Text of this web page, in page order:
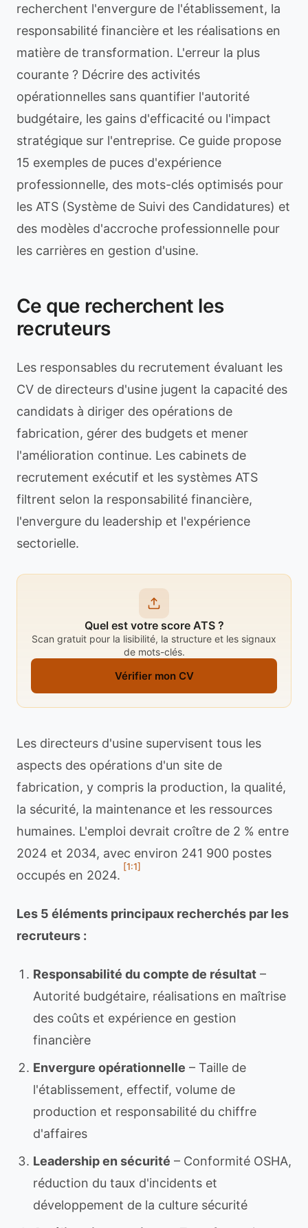
recherchent l'envergure de l'établissement, la
responsabilité financière et les réalisations en
matière de transformation. L'erreur la plus
courante ? Décrire des activités
opérationnelles sans quantifier l'autorité
budgétaire, les gains d'efficacité ou l'impact
stratégique sur l'entreprise. Ce guide propose
15 exemples de puces d'expérience
professionnelle, des mots-clés optimisés pour
les ATS (Système de Suivi des Candidatures) et
des modèles d'accroche professionnelle pour
les carrières en gestion d'usine.
Ce que recherchent les
recruteurs
Les responsables du recrutement évaluant les
CV de directeurs d'usine jugent la capacité des
candidats à diriger des opérations de
fabrication, gérer des budgets et mener
l'amélioration continue. Les cabinets de
recrutement exécutif et les systèmes ATS
filtrent selon la responsabilité financière,
l'envergure du leadership et l'expérience
sectorielle.
Quel est votre score ATS ?
Scan gratuit pour la lisibilité, la structure et les signaux
de mots-clés.
Vérifier mon CV
Les directeurs d'usine supervisent tous les
aspects des opérations d'un site de
fabrication, y compris la production, la qualité,
la sécurité, la maintenance et les ressources
humaines. L'emploi devrait croître de 2 % entre
2024 et 2034, avec environ 241 900 postes
occupés en 2024.
[1:1]
Les 5 éléments principaux recherchés par les
recruteurs :
Responsabilité du compte de résultat –
Autorité budgétaire, réalisations en maîtrise
des coûts et expérience en gestion
financière
Envergure opérationnelle – Taille de
l'établissement, effectif, volume de
production et responsabilité du chiffre
d'affaires
Leadership en sécurité – Conformité OSHA,
réduction du taux d'incidents et
développement de la culture sécurité